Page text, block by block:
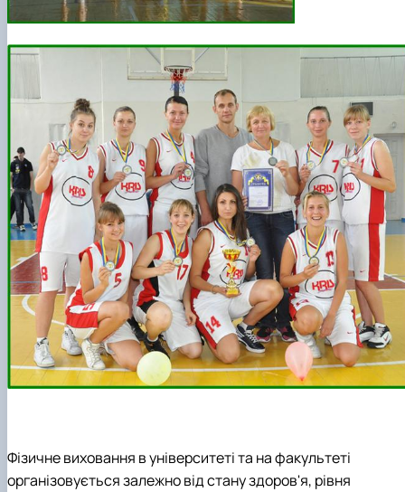
Фізичне виховання в університеті та на факультеті
організовується залежно від стану здоров'я, рівня